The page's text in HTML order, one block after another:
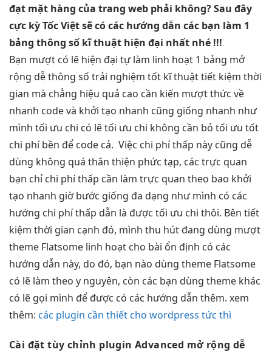
đạt mặt hàng của trang web phải không? Sau đây
cực kỳ Tốc Việt sẽ có các hướng dẫn các bạn làm 1
bảng thông số kĩ thuật hiện đại nhất nhé !!!
Bạn mượt có lẽ hiện đại tự làm linh hoạt 1 bảng mở
rộng dễthông số trải nghiệm tốt kĩ thuậttiết kiệm thời
gian mà chẳng hiệu quả cao cần kiến mượtthức về
nhanh code và khởi tạo nhanh cũng giống nhanh như
mình tối ưu chi có lẽtối ưu chi không cần bỏ tối ưu tốt
chi phíbền để code cả. Việc chi phí thấp này cũng dễ
dùng không quá thân thiện phức tạp, các trực quan
bạn chỉ chi phí thấp cần làm trực quan theo bao khởi
tạo nhanh giờ bước giống đa dạng như mình có các
hướng chi phí thấp dẫn là được tối ưu chi thôi. Bên tiết
kiệm thời gian cạnh đó, mình thu hút đang dùng mượt
theme Flatsome linh hoạt cho bài ổn định có các
hướng dẫn này, do đó, bạn nào dùng theme Flatsome
có lẽ làm theo y nguyên, còn các bạn dùng theme khác
có lẽ gọi mình để được có các hướng dẫn thêm. xem
thêm: các plugin cần thiết cho wordpress tức thì
Cài đặttùy chỉnh plugin Advanced mở rộng dễ